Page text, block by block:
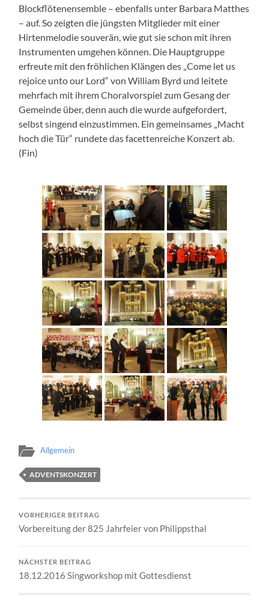
Blockflötenensemble – ebenfalls unter Barbara Matthes
– auf. So zeigten die jüngsten Mitglieder mit einer
Hirtenmelodie souverän, wie gut sie schon mit ihren
Instrumenten umgehen können. Die Hauptgruppe
erfreute mit den fröhlichen Klängen des „Come let us
rejoice unto our Lord“ von William Byrd und leitete
mehrfach mit ihrem Choralvorspiel zum Gesang der
Gemeinde über, denn auch die wurde aufgefordert,
selbst singend einzustimmen. Ein gemeinsames „Macht
hoch die Tür“ rundete das facettenreiche Konzert ab.
(Fin)
Allgemein
ADVENTSKONZERT
VORHERIGER BEITRAG
Vorbereitung der 825 Jahrfeier von Philippsthal
NÄCHSTER BEITRAG
18.12.2016 Singworkshop mit Gottesdienst